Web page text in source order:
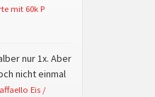
mit 60k P
nur 1x. Aber
nicht einmal
Eis /